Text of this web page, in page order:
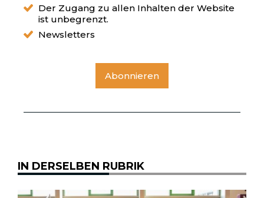
Der Zugang zu allen Inhalten der Website
ist unbegrenzt.
Newsletters
Abonnieren
IN DERSELBEN RUBRIK